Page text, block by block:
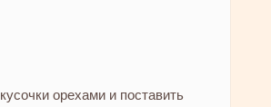
орехами и поставить